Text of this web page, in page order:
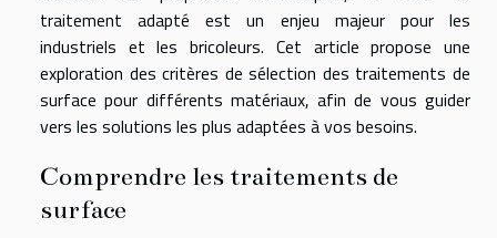
traitement adapté est un enjeu majeur pour les
industriels et les bricoleurs. Cet article propose une
exploration des critères de sélection des traitements de
surface pour différents matériaux, afin de vous guider
vers les solutions les plus adaptées à vos besoins.
Comprendre les traitements de
surface